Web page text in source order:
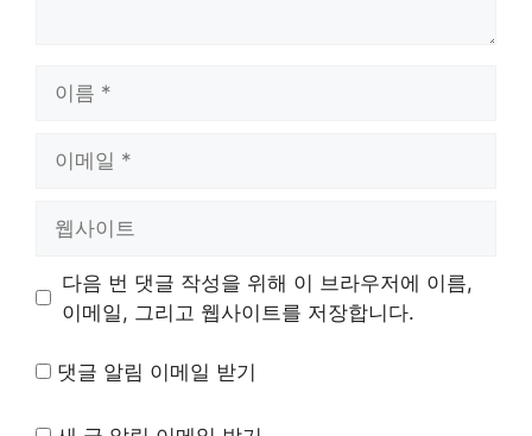
트
다음 번 댓글 작성을 위해 이 브라우저에 이름,
이메일, 그리고 웹사이트를 저장합니다.
댓글 알림 이메일 받기